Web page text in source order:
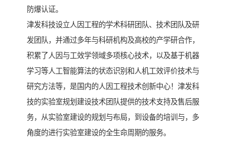
防爆认证。
津发科技设立人因工程的学术科研团队、技术团队及研
发团队，并通过多年与科研机构及高校的产学研合作，
积累了人因与工效学领域多项核心技术，以及基于机器
学习等人工智能算法的状态识别和人机工效评价技术与
研究方法等，是国内的人因工程技术创新中心！津发科
技的实验室规划建设技术团队提供的技术支持及售后服
务，从实验室建设的规划与布局，到设备的培训与，多
角度的进行实验室建设的全生命周期的服务。